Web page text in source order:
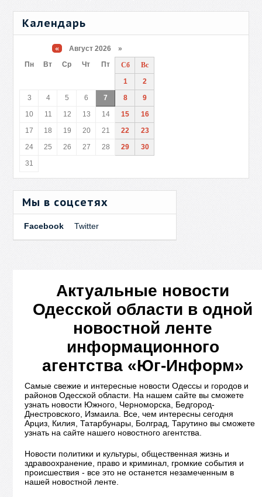
Календарь
« Август 2026 »
Пн
Вт Ср Чт Пт Сб
Вс
1
2
3
4 5 6 7 8
9
10
11 12 13 14 15
16
17
18 19 20 21 22
23
24
25 26 27 28 29
30
31
Мы в соцсетях
Facebook Twitter
Актуальные новости
Одесской области в одной
новостной ленте
информационного
агентства «Юг-Информ»
Самые свежие и интересные новости Одессы и городов и
районов Одесской области. На нашем сайте вы сможете
узнать новости Южного, Черноморска, Бедгород-
Днестровского, Измаила. Все, чем интересны сегодня
Арциз, Килия, Татарбунары, Болград, Тарутино вы сможете
узнать на сайте нашего новостного агентства.
Новости политики и культуры, общественная жизнь и
здравоохранение, право и криминал, громкие события и
происшествия - все это не останется незамеченным в
нашей новостной ленте.